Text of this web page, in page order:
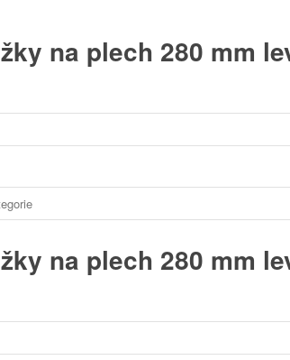
na plech 280 mm
na plech 280 mm